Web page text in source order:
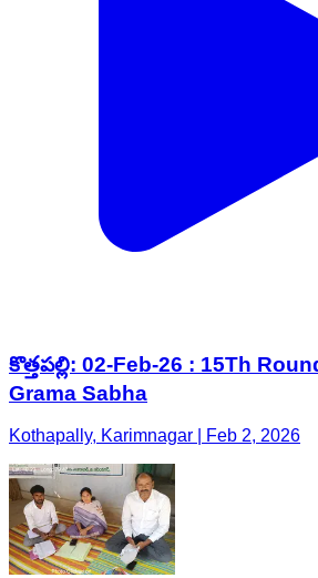
కొత్తపల్లి: 02-Feb-26 : 15Th
Grama Sabha
Kothapally, Karimnagar | Feb 2, 2026